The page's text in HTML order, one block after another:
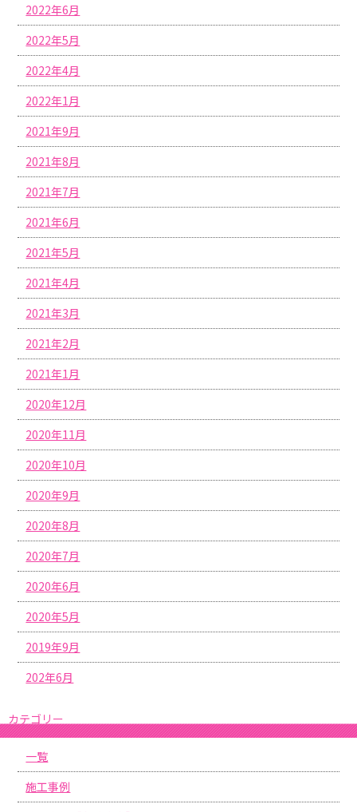
2022年6月
2022年5月
2022年4月
2022年1月
2021年9月
2021年8月
2021年7月
2021年6月
2021年5月
2021年4月
2021年3月
2021年2月
2021年1月
2020年12月
2020年11月
2020年10月
2020年9月
2020年8月
2020年7月
2020年6月
2020年5月
2019年9月
202年6月
カテゴリー
一覧
施工事例